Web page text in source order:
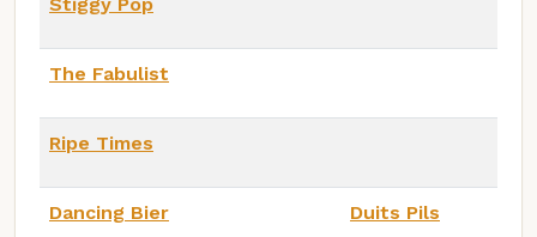
The Fabulist
Ripe Times
Dancing Bier Duits Pils